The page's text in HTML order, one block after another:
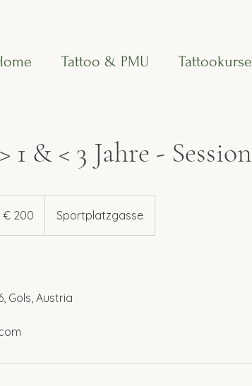
Tattoo & PMU Tattookurse
1 & < 3 Jahre - Session
€ 200 Sportplatzgasse
Gols, Austria